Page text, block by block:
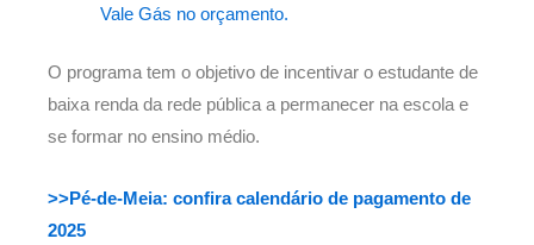
Vale Gás no orçamento.
O programa tem o objetivo de incentivar o estudante de
baixa renda da rede pública a permanecer na escola e
se formar no ensino médio.
>>Pé-de-Meia: confira calendário de pagamento de
2025